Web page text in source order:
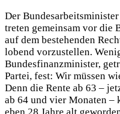
Der
treten gemeinsam vor die
auf dem bestehenden
lobend vorzustellen.
Bundesfinanzminister,
Partei, fest: Wir müssen
Denn die Rente ab 63 –
ab 64 und vier Monaten –